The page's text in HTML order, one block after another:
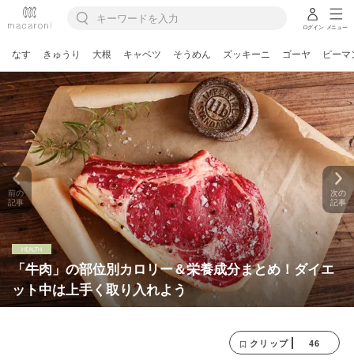
ログイン メニュー
なす きゅうり 大根 キャベツ そうめん ズッキーニ ゴーヤ ピーマ
「牛肉」の部位別カロリー＆栄養成分まとめ！ダイエ
ット中は上手く取り入れよう
前の
記事
次の
記事
クリップ 46